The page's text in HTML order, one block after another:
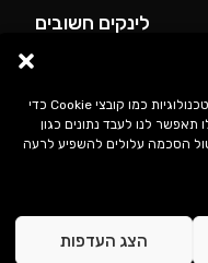
כדי לספק את חוויות המשתמש הטובות ביותר, אנו משתמשים בטכנולוגיות כמו קובצי Cookie כדי
לנו לעבד נתונים כגון
הסכמה עלולים להשפיע לרעה
הצג העדפות
לינקים חשובים
הצהרת נגישות